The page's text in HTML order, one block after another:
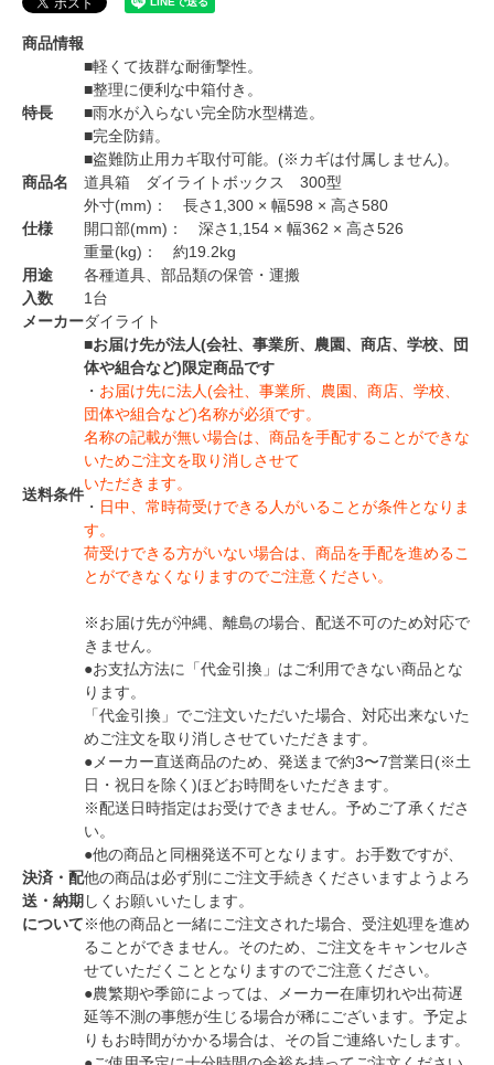
商品情報
特長
■軽くて抜群な耐衝撃性。
■整理に便利な中箱付き。
■雨水が入らない完全防水型構造。
■完全防錆。
■盗難防止用カギ取付可能。(※カギは付属しません)。
商品名
道具箱 ダイライトボックス 300型
仕様
外寸(mm)： 長さ1,300 × 幅598 × 高さ580
開口部(mm)： 深さ1,154 × 幅362 × 高さ526
重量(kg)： 約19.2kg
用途
各種道具、部品類の保管・運搬
入数
1台
メーカーダイライト
送料条件
■お届け先が法人(会社、事業所、農園、商店、学校、団
体や組合など)限定商品です
・ お届け先に法人(会社、事業所、農園、商店、学校、
団体や組合など)名称が必須です。
名称の記載が無い場合は、商品を手配することができな
いためご注文を取り消しさせて
いただきます。
・ 日中、常時荷受けできる人がいることが条件となりま
す。
荷受けできる方がいない場合は、商品を手配を進めるこ
とができなくなりますのでご注意ください。
※お届け先が沖縄、離島の場合、配送不可のため対応で
きません。
決済・配
送・納期
について
●お支払方法に「代金引換」はご利用できない商品とな
ります。
「代金引換」でご注文いただいた場合、対応出来ないた
めご注文を取り消しさせていただきます。
●メーカー直送商品のため、発送まで約3〜7営業日(※土
日・祝日を除く)ほどお時間をいただきます。
※配送日時指定はお受けできません。予めご了承くださ
い。
●他の商品と同梱発送不可となります。お手数ですが、
他の商品は必ず別にご注文手続きくださいますようよろ
しくお願いいたします。
※他の商品と一緒にご注文された場合、受注処理を進め
ることができません。そのため、ご注文をキャンセルさ
せていただくこととなりますのでご注意ください。
●農繁期や季節によっては、メーカー在庫切れや出荷遅
延等不測の事態が生じる場合が稀にございます。予定よ
りもお時間がかかる場合は、その旨ご連絡いたします。